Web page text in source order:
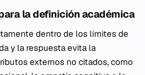
la definición académica
dentro de los límites de
y la respuesta evita la
externos no citados, como